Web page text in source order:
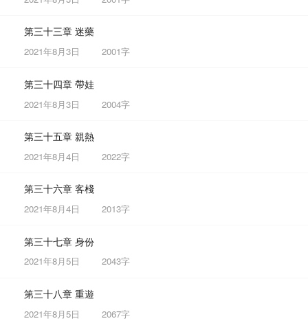
第三十三章 迷藥
2021年8月3日 2001字
第三十四章 帶娃
2021年8月3日 2004字
第三十五章 親熱
2021年8月4日 2022字
第三十六章 客棧
2021年8月4日 2013字
第三十七章 身份
2021年8月5日 2043字
第三十八章 重遊
2021年8月5日 2067字